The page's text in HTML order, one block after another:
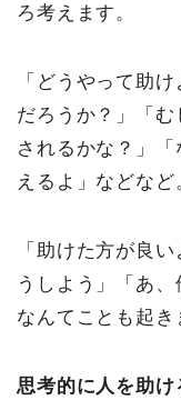
ろ考えます。
「どうやって助
だろうか？」「
されるかな？」
えるよ」などなど
「助けた方が良
うしよう」「あ、
なんてことも起き
思考的に人を助け